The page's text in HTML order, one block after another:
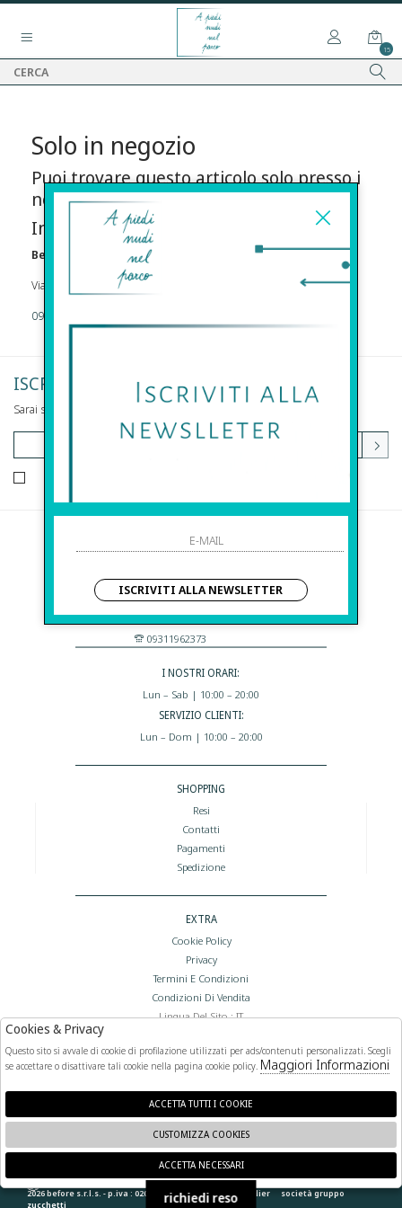
15
Solo in negozio
Puoi trovare questo articolo solo presso i
nostri punti vendita:
Info contatti
Before s.r.l.s.
Via Della Maestranza , 23 96100 Siracusa
09311962373
ISCRIVITI ALLA NEWSLETTER
Sarai sempre aggiornato su offerte e promozioni.
Before S.r.l.s.
Via Della Maestranza , 23
96100 Siracusa - Italia
Eshop@apiedinudinelparcoboutique.com
09311962373
I NOSTRI ORARI:
Lun – Sab | 10:00 – 20:00
SERVIZIO CLIENTI:
Lun – Dom | 10:00 – 20:00
SHOPPING
Resi
Contatti
Pagamenti
Spedizione
EXTRA
Cookie Policy
Privacy
Termini E Condizioni
Condizioni Di Vendita
Lingua Del Sito : IT
FOLLOW US
2026 before s.r.l.s. - p.iva : 02066400892 powered by atelier società gruppo
zucchetti
🍪
ISCRIVITI ALLA NEWSLETTER
richiedi reso
Cookies & Privacy
Questo sito si avvale di cookie di profilazione utilizzati per ads/contenuti personalizzati. Scegli
se accettare o disattivare tali cookie nella pagina cookie policy. Maggiori Informazioni
ACCETTA TUTTI I COOKIE
CUSTOMIZZA COOKIES
ACCETTA NECESSARI